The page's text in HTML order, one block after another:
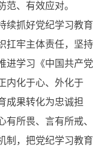
、有效应对。
续抓好党纪学习教育
扛牢主体责任，坚持
进学习《中国共产党
内化于心、外化于
成果转化为忠诚担
有所畏、言有所戒、
制，把党纪学习教育